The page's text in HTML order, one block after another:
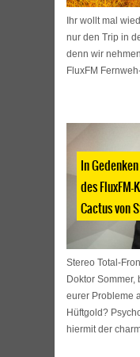
Ihr wollt mal
nur den Trip in
denn wir
FluxFM
In
des
Cactus von
Stereo Total-
Doktor Sommer,
eurer Probleme
Hüftgold?
hiermit der